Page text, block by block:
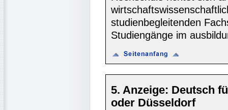
studienbegleitenden
Studiengänge im
5. Anzeige: Deutsch
oder Düsseldorf